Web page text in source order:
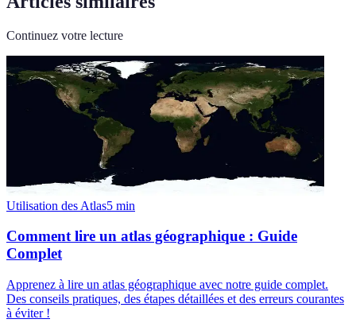
Continuez votre lecture
Utilisation des Atlas5 min
Comment lire un atlas géographique : Guide
Complet
Apprenez à lire un atlas géographique avec notre guide complet.
Des conseils pratiques, des étapes détaillées et des erreurs courantes
à éviter !